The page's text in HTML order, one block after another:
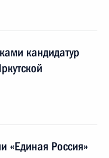
кандидатур
«Единая Россия»